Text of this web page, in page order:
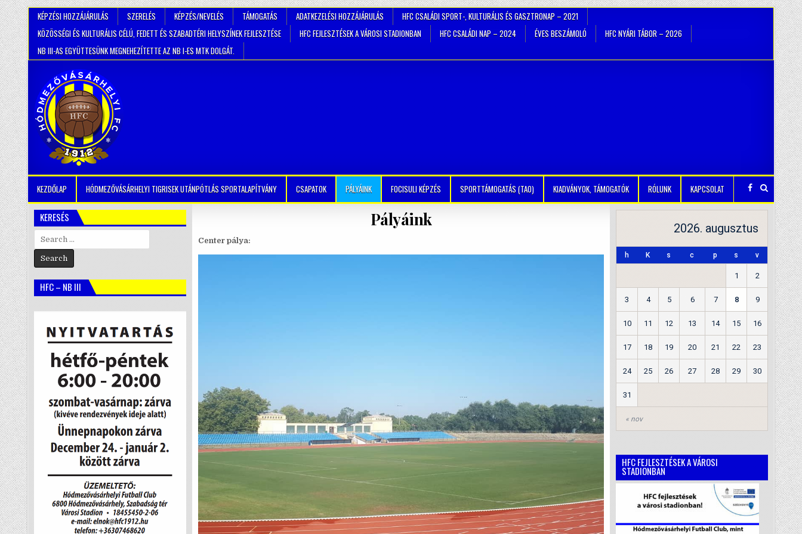
KÉPZÉSI HOZZÁJÁRULÁS SZERELÉS KÉPZÉS/NEVELÉS TÁMOGATÁS ADATKEZELÉSI HOZZÁJÁRULÁS
HFC CSALÁDI SPORT-, KULTURÁLIS ÉS GASZTRONAP – 2021
KÖZÖSSÉGI ÉS KULTURÁLIS CÉLÚ, FEDETT ÉS SZABADTÉRI HELYSZÍNEK FEJLESZTÉSE
HFC FEJLESZTÉSEK A VÁROSI STADIONBAN HFC CSALÁDI NAP – 2024 ÉVES BESZÁMOLÓ
HFC NYÁRI TÁBOR – 2026
NB III-AS EGYÜTTESÜNK MEGNEHEZÍTETTE AZ NB I-ES MTK DOLGÁT.
KEZDŐLAP HÓDMEZŐVÁSÁRHELYI TIGRISEK UTÁNPÓTLÁS SPORTALAPÍTVÁNY CSAPATOK PÁLYÁINK FOCISULI KÉPZÉS SPORTTÁMOGATÁS (TAO) KIADVÁNYOK, TÁMOGATÓK RÓLUNK KAPCSOLAT
Pályáink
Center pálya:
KERESÉS
Search
for:
HFC – NB III
2026. augusztus
h K s c p s v
« nov
1 2
3 4 5 6 7 8 9
10 11 12 13 14 15 16
17 18 19 20 21 22 23
24 25 26 27 28 29 30
31
HFC FEJLESZTÉSEK A VÁROSI
STADIONBAN